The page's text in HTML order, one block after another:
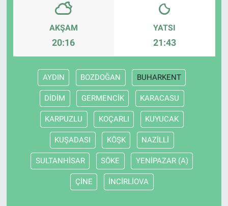
AKŞAM
20:16
YATSI
21:43
AYDIN BOZDOĞAN BUHARKENT
DİDİM GERMENCİK KARACASU
KARPUZLU KOÇARLI KUYUCAK
KUŞADASI KÖŞK NAZİLLİ
SULTANHİSAR SÖKE YENİPAZAR (A)
ÇİNE İNCİRLİOVA